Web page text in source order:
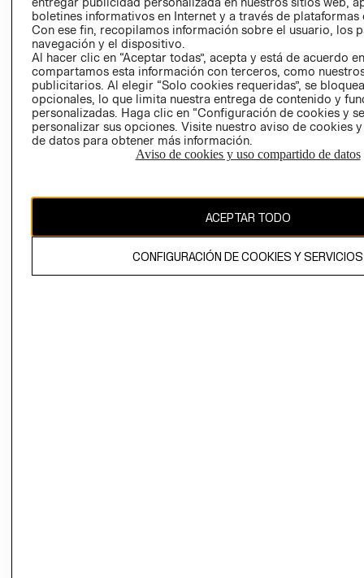
RECLAMOS
Colombia ($)
CAMBIAR REGIÓN
El contenido de esta página web está protegido por copyright y es
boletines informativos en Internet y a través de plataformas
Con ese fin, recopilamos información sobre el usuario, los
navegación y el dispositivo.
Al hacer clic en “Aceptar todas”, acepta y está de acuerdo
compartamos esta información con terceros, como
publicitarios. Al elegir “Solo cookies requeridas”, se
opcionales, lo que limita nuestra entrega de contenido y
personalizadas. Haga clic en “Configuración de cookies y
personalizar sus opciones. Visite nuestro aviso de cookies
de datos para obtener más información.
Aviso de cookies y uso compartido de datos
ACEPTAR TODO
CONFIGURACIÓN DE COOKIES Y SERVICIOS